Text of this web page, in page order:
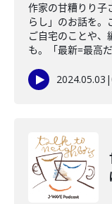
作家の甘糟りり子
らし」のお話を。
ご自宅のことや、
も。「最新=最高
2024.05.03 |